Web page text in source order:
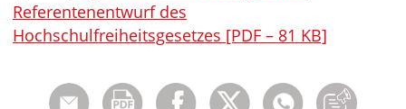
Referentenentwurf des
Hochschulfreiheitsgesetzes [PDF – 81 KB]